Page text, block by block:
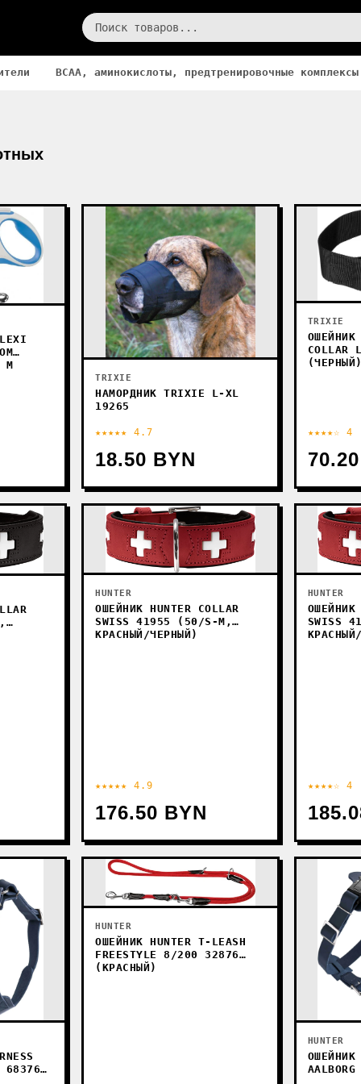
BCAA, аминокислоты, предтренировочные
М
TRIXIE
НАМОРДНИК TRIXIE L-XL
19265
★★★★★ 4.7
18.50 BYN
TRIXIE
ОШЕЙНИК
COLLAR
★★★★☆ 4
HUNTER
ОШЕЙНИК HUNTER COLLAR
SWISS 41955 (50/S-M,
КРАСНЫЙ/ЧЕРНЫЙ)
★★★★★ 4.9
176.50 BYN
HUNTER
ОШЕЙНИК
SWISS
★★★★☆ 4
68376
HUNTER
ОШЕЙНИК HUNTER T-LEASH
FREESTYLE 8/200 32876
(КРАСНЫЙ)
HUNTER
ОШЕЙНИК